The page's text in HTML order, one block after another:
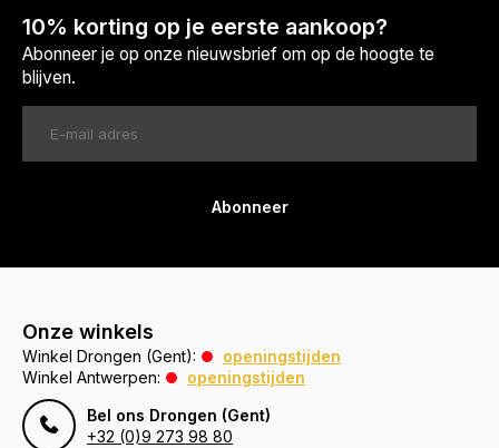
10% korting op je eerste aankoop?
Abonneer je op onze nieuwsbrief om op de hoogte te
blijven.
Abonneer
Onze winkels
Winkel Drongen (Gent):
openingstijden
Winkel Antwerpen:
openingstijden
Bel ons Drongen (Gent)
+32 (0)9 273 98 80